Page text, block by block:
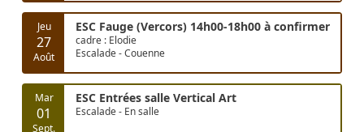
Jeu
27
Août
ESC Fauge (Vercors) 14h00-18h00 à confirmer
cadre : Elodie
Escalade - Couenne
Mar
01
Sept.
ESC Entrées salle Vertical Art
Escalade - En salle